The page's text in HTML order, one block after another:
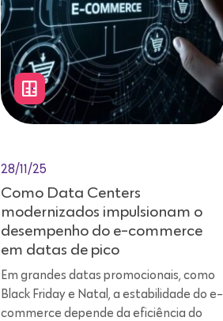
28/11/25
Como Data Centers
modernizados impulsionam o
desempenho do e-commerce
em datas de pico
Em grandes datas promocionais, como
Black Friday e Natal, a estabilidade do e-
commerce depende da eficiência do